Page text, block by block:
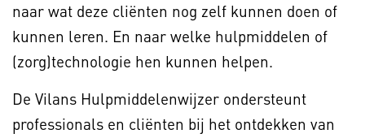
naar wat deze cliënten nog zelf kunnen doen of
kunnen leren. En naar welke hulpmiddelen of
(zorg)technologie hen kunnen helpen.
De Vilans Hulpmiddelenwijzer ondersteunt
professionals en cliënten bij het ontdekken van